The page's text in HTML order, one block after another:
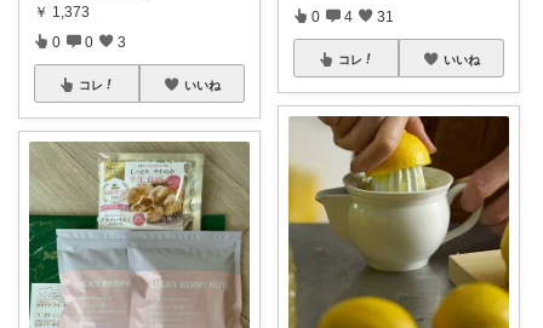
￥ 1,373
0 0 3
コレ いいね
0 4 31
コレ いいね